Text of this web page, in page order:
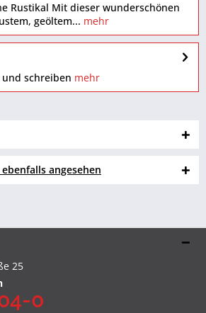
Rustikal Mit dieser wunderschönen
geöltem... mehr
schreiben mehr
angesehen
25
0